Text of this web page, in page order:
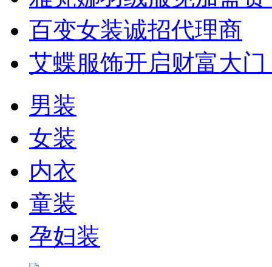
百变女装诚招代理商
艾蝶服饰开启财富大
男装
女装
内衣
童装
孕妇装